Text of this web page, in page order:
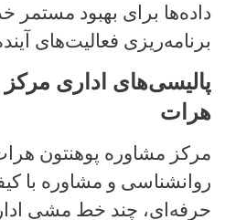
داده‌ها برای بهبود مستمر
برنامه‌ریزی فعالیت‌های
پالیسی‌های اداری
هرات
مرکز مشاوره پوهنتون
روانشناسی و مشاوره با
حرفه‌ای، چند خط مشی